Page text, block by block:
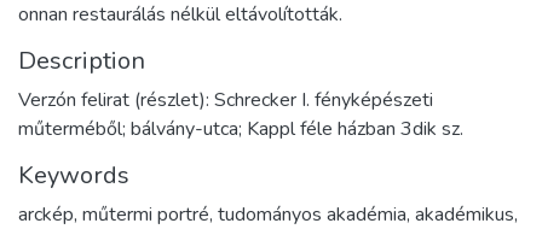
onnan restaurálás nélkül eltávolították.
Description
Verzón felirat (részlet): Schrecker I. fényképészeti
műterméből; bálvány-utca; Kappl féle házban 3dik sz.
Keywords
arckép, műtermi portré, tudományos akadémia, akadémikus,